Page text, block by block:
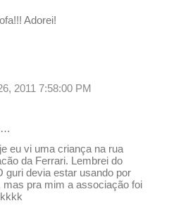
Adorei!
2011 7:58:00 PM
eu vi uma criança na rua
da Ferrari. Lembrei do
guri devia estar usando por
pra mim a associação foi